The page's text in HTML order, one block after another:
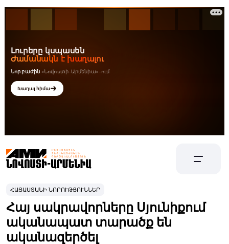
ՀԱՅԱՍՏԱՆԻ ՆՈՐՈՒԹՅՈՒՆՆԵՐ
Հայ սակրավորները Սյունիքում
ականապատ տարածք են
ականազերծել